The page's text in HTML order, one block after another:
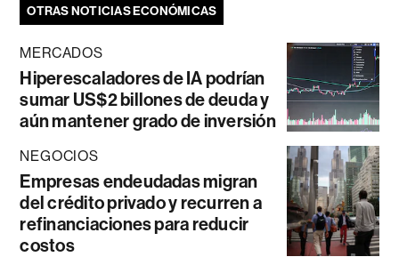
OTRAS NOTICIAS ECONÓMICAS
MERCADOS
Hiperescaladores de IA podrían
sumar US$2 billones de deuda y
aún mantener grado de inversión
NEGOCIOS
Empresas endeudadas migran
del crédito privado y recurren a
refinanciaciones para reducir
costos